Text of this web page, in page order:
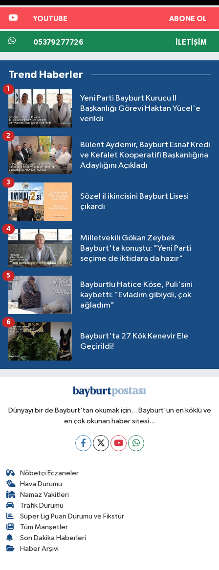
YOUTUBE ABONE OL
05379277726 İLETIŞIM
Trend Haberler
Yeni Parti Bayburt Kurucu İl
Başkanlığı Görevi Haktan Yücel'e
verildi
1
Bülent Aydemir, Bayburt Esnaf Kredi
ve Kefalet Kooperatifi Başkanlığına
Adaylığını Açıkladı
2
Sözel il ikincisini Bayburt Lisesi
çıkardı
3
Milletvekili Gökan Zeybek
Bayburt'ta konuştu: "Yeni Parti
seçime de iktidara da hazır"
4
Bayburtlu Hatice Köse, Puli'sini
kaybetti: "Evladım gibiydi, çok
ağladım"
5
Bayburt'ta 27 Kök Kenevir Ele
Geçirildi!
6
Dünyayı bir de Bayburt'tan okumak için... Bayburt'un en köklü ve
en çok okunan haber sitesi...
Nöbetçi Eczaneler
Hava Durumu
Namaz Vakitleri
Trafik Durumu
Süper Lig Puan Durumu ve Fikstür
Tüm Manşetler
Son Dakika Haberleri
Haber Arşivi